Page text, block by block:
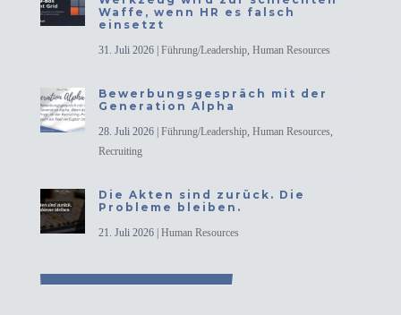
Waffe, wenn HR es falsch
einsetzt
31. Juli 2026| Führung/Leadership, Human Resources
Bewerbungsgespräch mit der
Generation Alpha
28. Juli 2026| Führung/Leadership, Human Resources,
Recruiting
Die Akten sind zurück. Die
Probleme bleiben.
21. Juli 2026| Human Resources